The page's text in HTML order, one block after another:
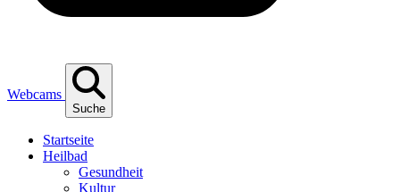
Webcams
Suche
Start­sei­te
Heil­bad
Gesund­heit
Kul­tur